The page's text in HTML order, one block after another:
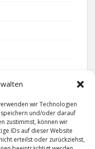
wir Technologien
und/oder darauf
zustimmst, können wir
IDs auf dieser Website
erteilst oder zurückziehst,